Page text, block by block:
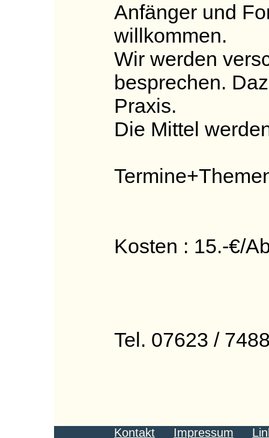
Anfänger und
willkommen.
Wir werden
besprechen.
Praxis.
Die Mittel
Kosten : 15.-€/
Tel. 07623 /
Kontakt Impressum